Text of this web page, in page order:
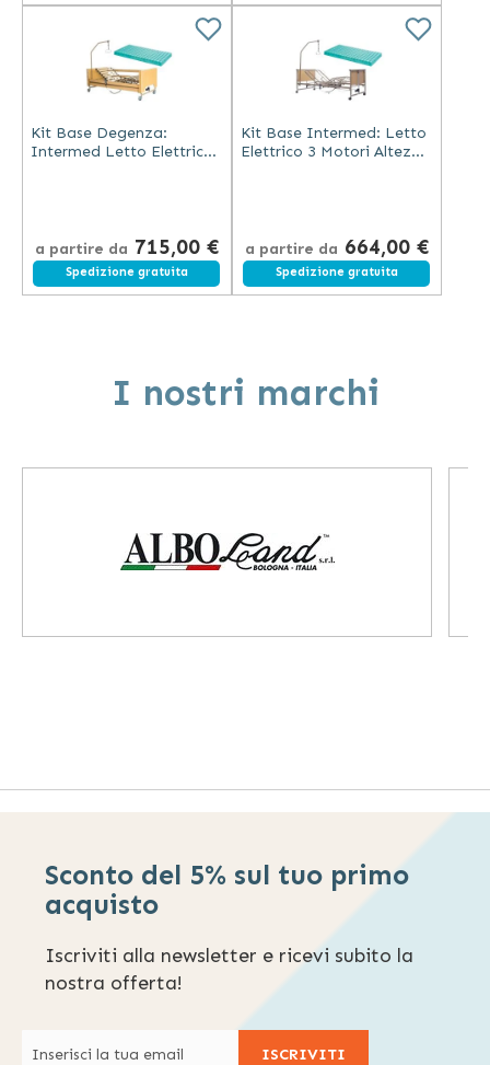
Kit Base Degenza:
Intermed Letto Elettrico
Ventilato
a partire da 715,00 €
Spedizione gratuita
Kit Base Intermed: Letto
Elettrico 3 Motori Altezza
a partire da 664,00 €
Spedizione gratuita
I nostri marchi
Sconto del 5% sul tuo primo
acquisto
Iscriviti alla newsletter e ricevi subito la
nostra offerta!
ISCRIVITI